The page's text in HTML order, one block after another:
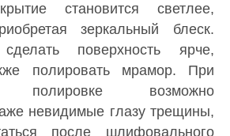
становится светлее,
зеркальный блеск.
поверхность ярче,
полировать мрамор. При
полировке возможно
невидимые глазу трещины,
после шлифовального